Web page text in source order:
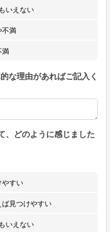
いえない
不満
満
な理由があればご記入く
な理由があればご記入くだ
、どのように感じました
すい
見つけやすい
いえない